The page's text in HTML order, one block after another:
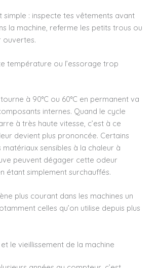
simple : inspecte tes vêtements avant
la machine, referme les petits trous ou
ouvertes.
température ou l’essorage trop
à 90°C ou 60°C en permanent va
internes. Quand le cycle
à très haute vitesse, c’est à ce
devient plus prononcée. Certains
sensibles à la chaleur à
peuvent dégager cette odeur
étant simplement surchauffés.
plus courant dans les machines un
celles qu’on utilise depuis plus
et le vieillissement de la machine